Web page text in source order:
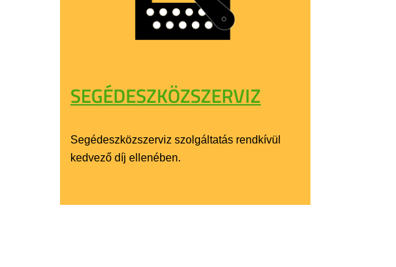
SEGÉDESZKÖZSZERVIZ
Segédeszközszerviz szolgáltatás rendkívül
kedvező díj ellenében.